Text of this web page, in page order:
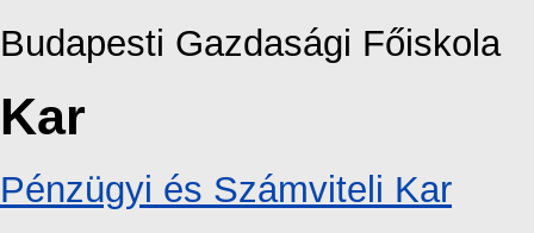
Budapesti Gazdasági Főiskola
Kar
Pénzügyi és Számviteli Kar